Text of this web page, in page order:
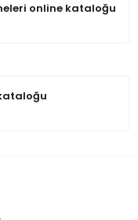
online kataloğu